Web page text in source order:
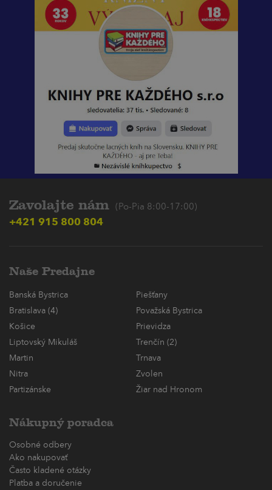
Zavolajte nám (Po-Pia 8:00-17:00)
+421 915 800 804
Naše Predajne
Banská Bystrica
Piešťany
Bratislava (4)
Považská Bystrica
Košice
Prievidza
Liptovský Mikuláš
Trenčín (2)
Martin
Trnava
Nitra
Zvolen
Partizánske
Žiar nad Hronom
Nákupný poradca
Osobné odbery
Ako nakupovať
Často kladené otázky
Platba a doručenie